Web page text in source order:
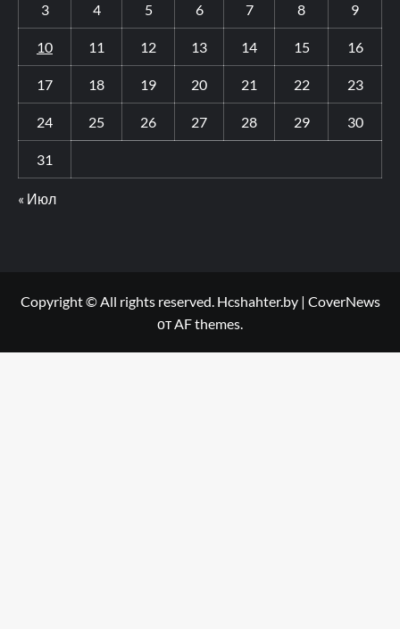
3 4 5 6 7 8 9
10 11 12 13 14 15 16
17 18 19 20 21 22 23
24 25 26 27 28 29 30
31
« Июл
Copyright © All rights reserved. Hcshahter.by | CoverNews
от AF themes.